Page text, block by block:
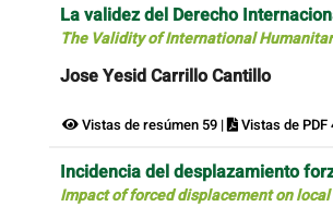
La validez del Derecho
The Validity of International
Jose Yesid Carrillo Cantillo
Vistas de resúmen 59 | Vistas de PDF
Incidencia del desplazamiento
Impact of forced displacement on